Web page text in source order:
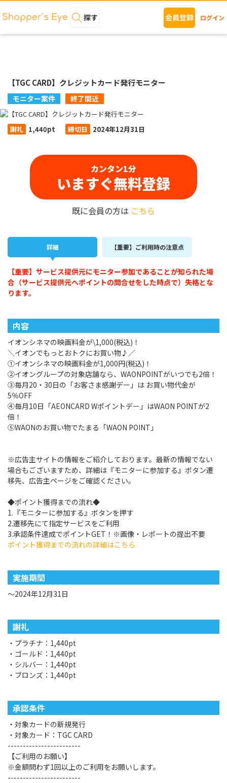
探す 会員登録 ログイン
【TGC CARD】クレジットカード発行モニター
モニター案件 終了間近
謝礼 1,440pt 締切日 2024年12月31日
カンタン1分
いますぐ無料登録
既に会員の方は こちら
詳細 【重要】ご利用時の注意点
【重要】サービス提供元にモニター参加であることが知られた場
合（サービス提供元へポイントの問合せをした時点で）失格とな
ります。
内容
イオンシネマの映画料金が\1,000(税込)！
＼イオンでもっとおトクにお買い物♪／
①イオンシネマの映画料金が1,000円(税込)！
②イオングループの対象店舗なら、WAONPOINTがいつでも2倍！
③毎月20・30日の「お客さま感謝デー」は お買い物代金が
5％OFF
④毎月10日「AEONCARD Wポイントデー」はWAON POINTが2
倍！
⑤WAONのお買い物でたまる「WAON POINT」
※広告主サイトの情報をご紹介しております。最新の情報でない
場合もございますため、詳細は『モニターに参加する』ボタン遷
移先、広告主ページをご確認ください。
◆ポイント獲得までの流れ◆
1.『モニターに参加する』ボタンを押す
2.遷移先にて指定サービスをご利用
3.承認条件達成でポイントGET！※画像・レポートの提出不要
ポイント獲得までの流れの詳細はこちら
実施期間
～2024年12月31日
謝礼
・プラチナ：1,440pt
・ゴールド：1,440pt
・シルバー：1,440pt
・ブロンズ：1,440pt
承認条件
・対象カードの新規発行
・対象カード：TGC CARD
------------------------
【ご利用のお願い】
※金額問わず1回以上のご利用をお願いします。
------------------------